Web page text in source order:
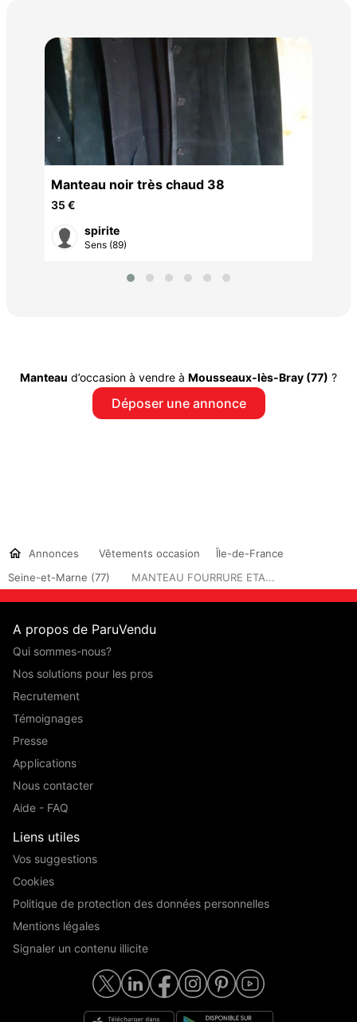
Manteau noir très chaud 38
35 €
spirite
Sens (89)
Manteau d’occasion à vendre à Mousseaux-lès-Bray (77) ?
Déposer une annonce
Annonces Vêtements occasion
Île-de-France
Seine-et-Marne (77)
MANTEAU FOURRURE ETA...
A propos de ParuVendu
Qui sommes-nous?
Nos solutions pour les pros
Recrutement
Témoignages
Presse
Applications
Nous contacter
Aide - FAQ
Liens utiles
Vos suggestions
Cookies
Politique de protection des données personnelles
Mentions légales
Signaler un contenu illicite